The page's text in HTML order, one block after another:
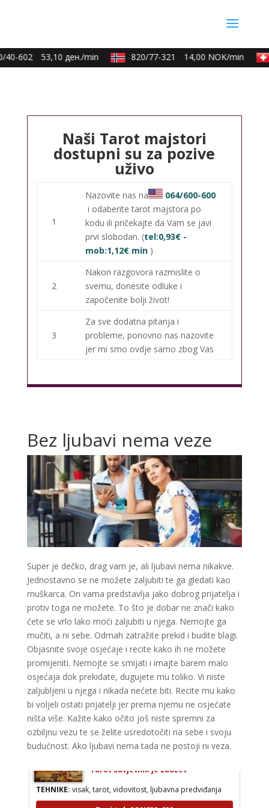
40-602 53,10 ден./min 820/77-321 14,00 NOK/min
Naši Tarot majstori
dostupni su za pozive
uživo
1
Nazovite nas na
064/600-600
i odaberite tarot majstora po
kodu ili pričekajte da Vam se javi
prvi slobodan. (tel:0,93€ -
mob:1,12€ min )
2
Nakon razgovora razmislite o
svemu, donesite odluke i
započenite bolji život!
3
Za sve dodatna pitanja i
probleme, ponovno nas nazovite
jer mi smo ovdje samo zbog Vas
Bez ljubavi nema veze
Super je dečko, drag vam je, ali ljubavi nema nikakve.
Jednostavno se ne možete zaljubiti te ga gledati kao
muškarca. On vama predstavlja jako dobrog prijatelja i
protiv toga ne možete. To što je dobar ne znači kako
ćete se vrlo lako moći zaljubiti u njega. Nemojte ga
mučiti, a ni sebe. Odmah zatražite prekid i budite blagi.
Objasnite svoje osjećaje i recite kako ih ne možete
promijeniti. Nemojte se smijati i imajte barem malo
osjećaja dok prekidate, dugujete mu toliko. Vi niste
zaljubljeni u njega i nikada nećete biti. Recite mu kako
bi voljeli ostati prijatelji jer prema njemu ne osjećate
ništa više. Kažite kako očito još niste spremni za
ozbiljnu vezu te se želite usredotočiti na sebe i svoju
budućnost. Ako ljubavi nema tada ne postoji ni veza.
AZRA / Kod 02
TEHNIKE:visak, tarot, vidovitost, ljubavna predviđanja